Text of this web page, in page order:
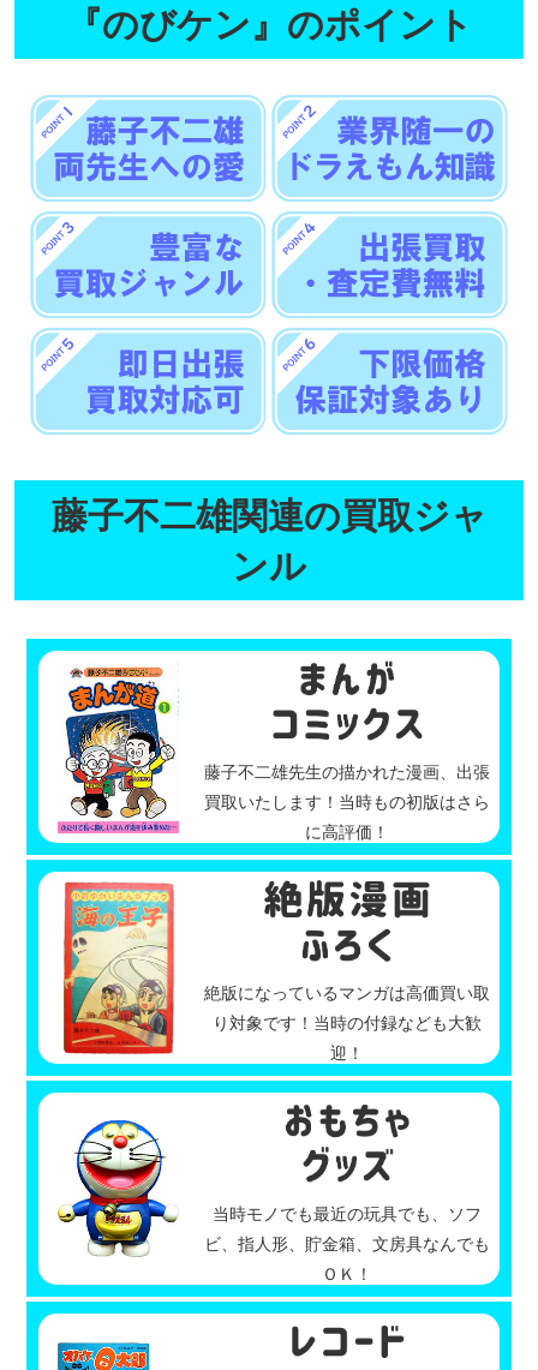
『のびケン』のポイント
藤子不二雄関連の買取ジャ
ンル
藤子不二雄先生の描かれた漫画、出張
買取いたします！当時もの初版はさら
に高評価！
絶版になっているマンガは高価買い取
り対象です！当時の付録なども大歓
迎！
当時モノでも最近の玩具でも、ソフ
ビ、指人形、貯金箱、文房具なんでも
ＯＫ！